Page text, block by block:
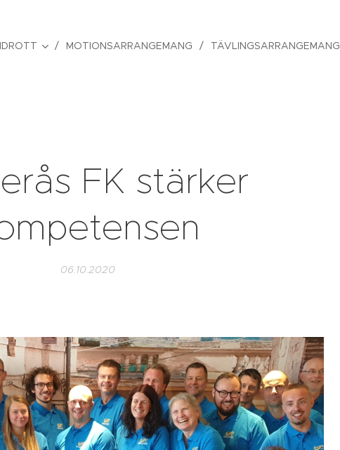
MOTIONSARRANGEMANG TÄVLINGSARRANGEMANG
FK stärker
06.10.2020